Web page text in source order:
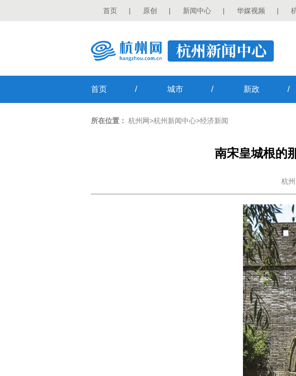
首页 | 原创 | 新闻中心 | 华媒视频 |
首页 / 城市 / 新政 /
所在位置： 杭州网>杭州新闻中心>经济新闻
南宋皇城根的
杭